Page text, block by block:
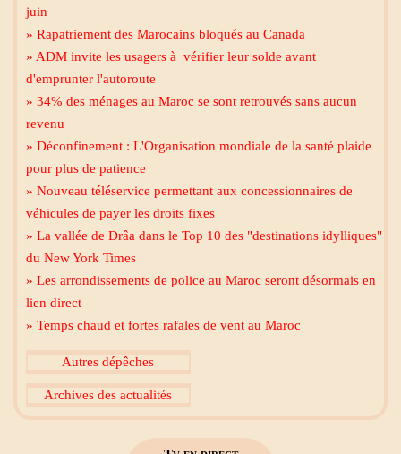
juin
» Rapatriement des Marocains bloqués au Canada
» ADM invite les usagers à vérifier leur solde avant
d'emprunter l'autoroute
» 34% des ménages au Maroc se sont retrouvés sans aucun
revenu
» Déconfinement : L'Organisation mondiale de la santé plaide
pour plus de patience
» Nouveau téléservice permettant aux concessionnaires de
véhicules de payer les droits fixes
» La vallée de Drâa dans le Top 10 des "destinations idylliques"
du New York Times
» Les arrondissements de police au Maroc seront désormais en
lien direct
» Temps chaud et fortes rafales de vent au Maroc
Autres dépêches
Archives des actualités
Mecca live
Al Madinah Tv